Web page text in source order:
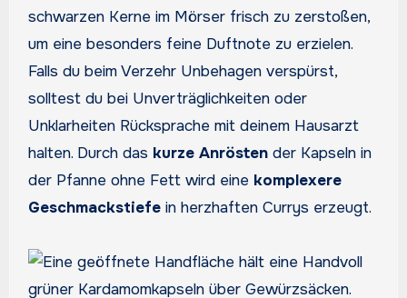
schwarzen Kerne im Mörser frisch zu zerstoßen,
um eine besonders feine Duftnote zu erzielen.
Falls du beim Verzehr Unbehagen verspürst,
solltest du bei Unverträglichkeiten oder
Unklarheiten Rücksprache mit deinem Hausarzt
halten. Durch das kurze Anröstender Kapseln in
der Pfanne ohne Fett wird eine komplexere
Geschmackstiefein herzhaften Currys erzeugt.